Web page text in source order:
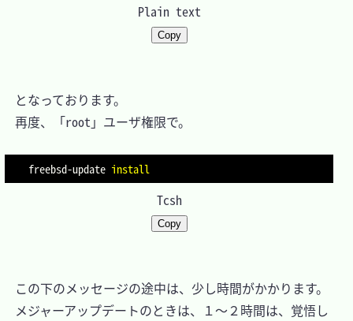
Plain text
Copy
となっております。
再度、「root」ユーザ権限で。
freebsd-update install
Tcsh
Copy
この下のメッセージの途中は、少し時間がかかります。
メジャーアップデートのときは、１～２時間は、覚悟し